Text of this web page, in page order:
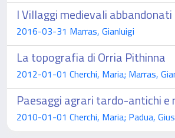
I Villaggi medievali
2016-03-31 Marras, Gianluigi
La topografia di Orria Pithinna
2012-01-01 Cherchi, Maria; Marras,
Paesaggi agrari tardo-antichi
2010-01-01 Cherchi, Maria; Padua,